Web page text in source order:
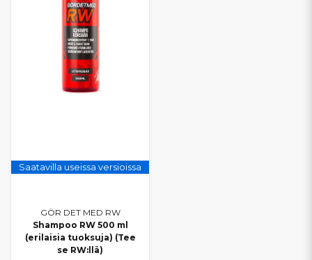
Saatavilla useissa versioissa
GÖR DET MED RW
Shampoo RW 500 ml
(erilaisia tuoksuja) (Tee
se RW:llä)